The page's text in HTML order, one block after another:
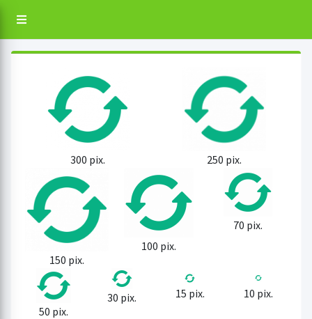
300 pix. 250 pix.
150 pix.
100 pix.
70 pix.
50 pix.
30 pix. 15 pix. 10 pix.